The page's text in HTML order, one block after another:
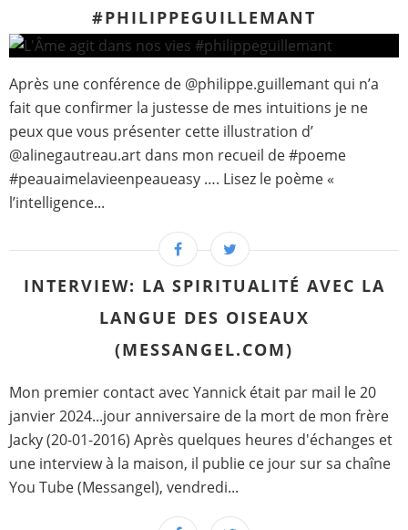
#PHILIPPEGUILLEMANT
Après une conférence de @philippe.guillemant qui n’a
fait que confirmer la justesse de mes intuitions je ne
peux que vous présenter cette illustration d’
@alinegautreau.art dans mon recueil de #poeme
#peauaimelavieenpeaueasy …. Lisez le poème «
l’intelligence...
INTERVIEW: LA SPIRITUALITÉ AVEC LA
LANGUE DES OISEAUX
(MESSANGEL.COM)
Mon premier contact avec Yannick était par mail le 20
janvier 2024...jour anniversaire de la mort de mon frère
Jacky (20-01-2016) Après quelques heures d'échanges et
une interview à la maison, il publie ce jour sur sa chaîne
You Tube (Messangel), vendredi...